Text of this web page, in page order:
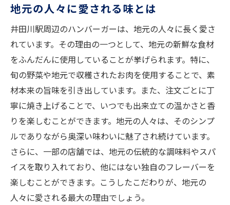
地元の人々に愛される味とは
井田川駅周辺のハンバーガーは、地元の人々に長く愛さ
れています。その理由の一つとして、地元の新鮮な食材
をふんだんに使用していることが挙げられます。特に、
旬の野菜や地元で収穫されたお肉を使用することで、素
材本来の旨味を引き出しています。また、注文ごとに丁
寧に焼き上げることで、いつでも出来立ての温かさと香
りを楽しむことができます。地元の人々は、そのシンプ
ルでありながら奥深い味わいに魅了され続けています。
さらに、一部の店舗では、地元の伝統的な調味料やスパ
イスを取り入れており、他にはない独自のフレーバーを
楽しむことができます。こうしたこだわりが、地元の
人々に愛される最大の理由でしょう。